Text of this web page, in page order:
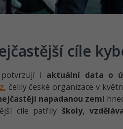
cíle
potvrzují i aktuální data o
, čelily české organizace v
napadanou zemí
cíle patřily školy,